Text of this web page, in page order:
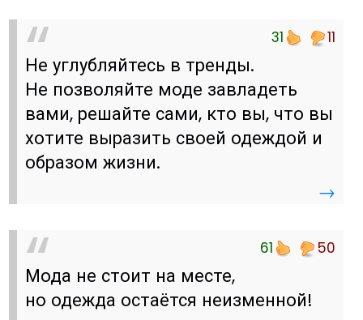
31 11
Не углубляйтесь в тренды.
Не позволяйте моде завладеть
вами, решайте сами, кто вы, что вы
хотите выразить своей одеждой и
образом жизни.
→
61 50
Мода не стоит на месте,
но одежда остаётся неизменной!